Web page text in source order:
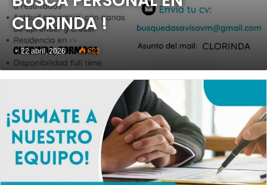
CLORINDA !
22 abril, 2026 622